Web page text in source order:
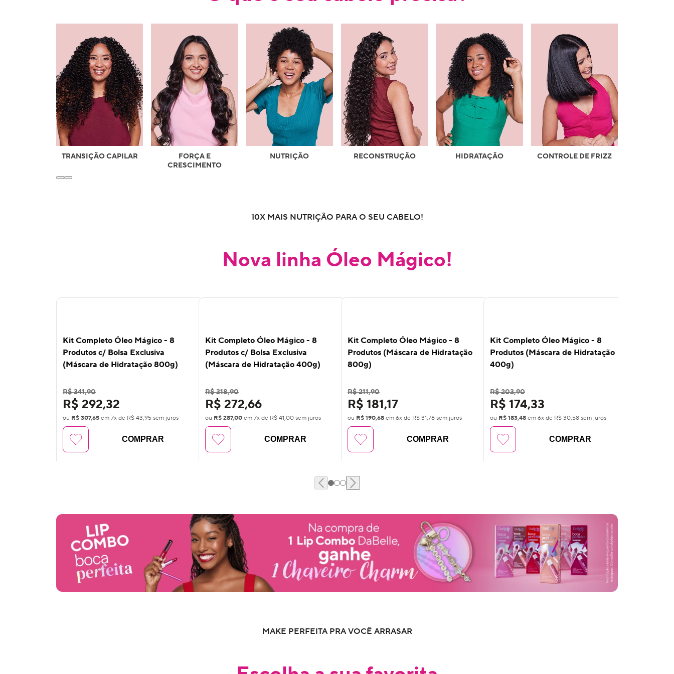
TRANSIÇÃO CAPILAR
FORÇA E
CRESCIMENTO
NUTRIÇÃO RECONSTRUÇÃO HIDRATAÇÃO CONTROLE DE FRIZZ
10X MAIS NUTRIÇÃO PARA O SEU CABELO!
Nova linha Óleo Mágico!
Kit Completo Óleo Mágico - 8
Produtos c/ Bolsa Exclusiva
(Máscara de Hidratação 800g)
R$ 341,90
R$ 292,32
ou R$ 307,65 em 7x de R$ 43,95 sem juros
COMPRAR
Kit Completo Óleo Mágico - 8
Produtos c/ Bolsa Exclusiva
(Máscara de Hidratação 400g)
R$ 318,90
R$ 272,66
ou R$ 287,00 em 7x de R$ 41,00 sem juros
COMPRAR
Kit Completo Óleo Mágico - 8
Produtos (Máscara de Hidratação
800g)
R$ 211,90
R$ 181,17
ou R$ 190,68 em 6x de R$ 31,78 sem juros
COMPRAR
Kit Completo Óleo Mágico - 8
Produtos (Máscara de Hidratação
400g)
R$ 203,90
R$ 174,33
ou R$ 183,48 em 6x de R$ 30,58 sem juros
COMPRAR
MAKE PERFEITA PRA VOCÊ ARRASAR